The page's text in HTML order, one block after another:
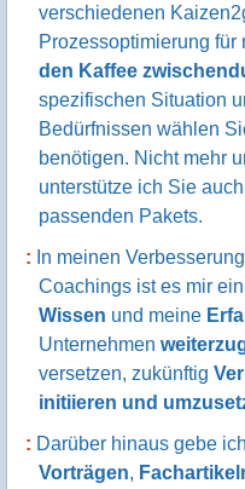
verschiedenen
Prozessoptimierung
den Kaffee
spezifischen Situation
Bedürfnissen wählen
benötigen. Nicht mehr
unterstütze ich Sie
passenden Pakets.
In meinen
Coachings ist es mir
Wissen und meine
Unternehmen
versetzen, zukünftig
initiieren und
Darüber hinaus gebe
Vorträgen,